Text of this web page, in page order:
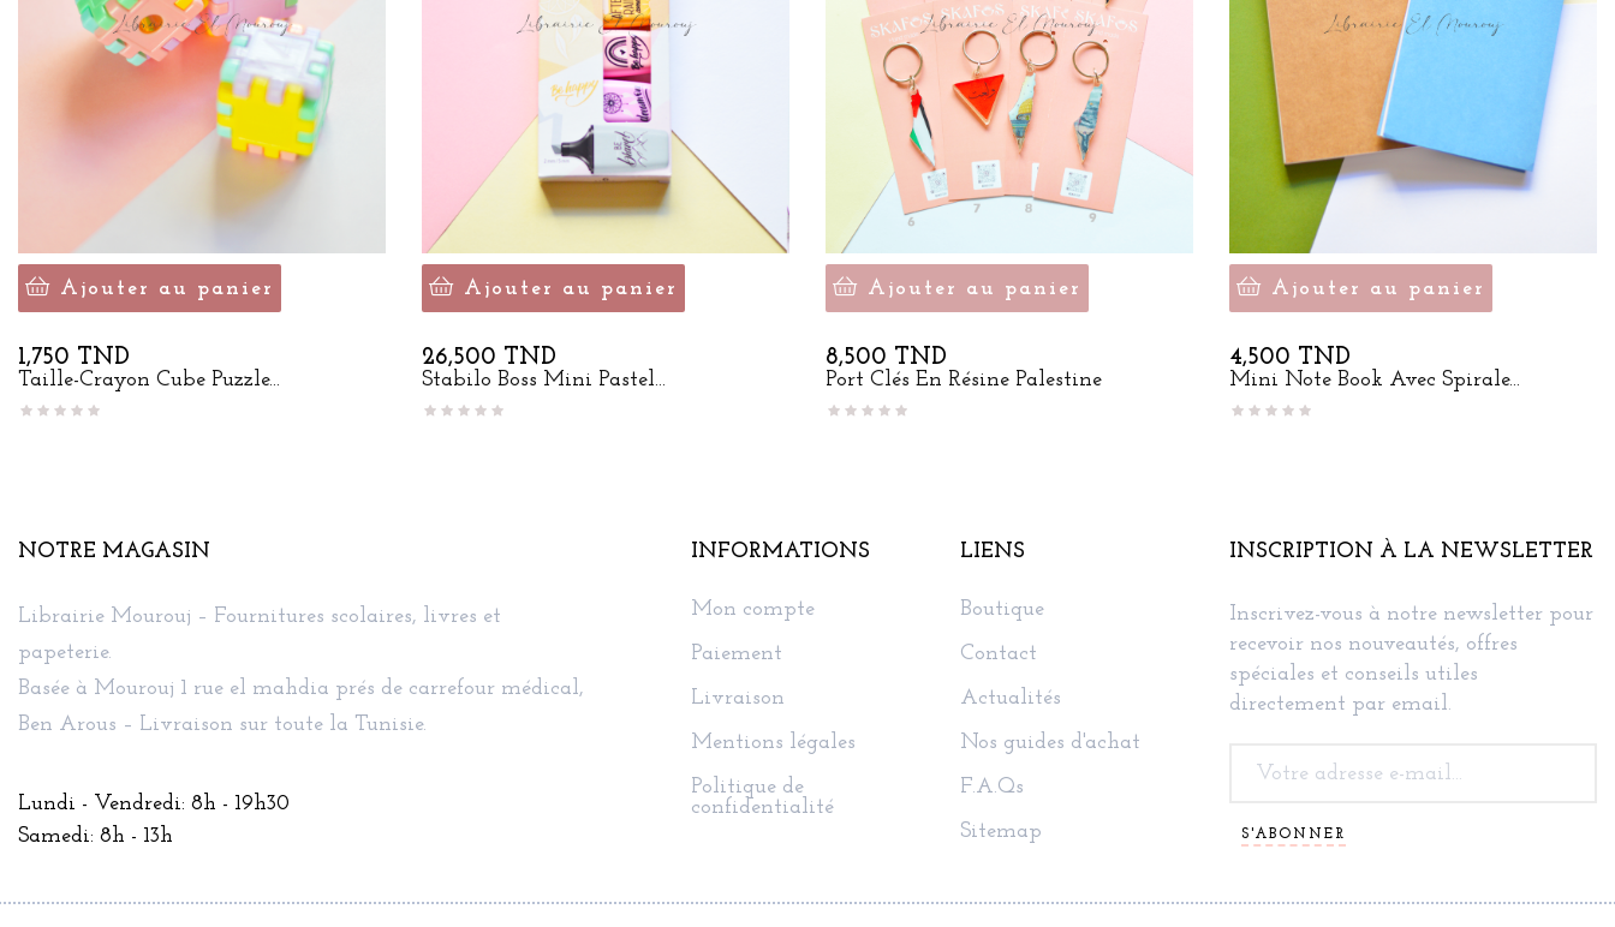
Ajouter au panier
Prix
1,750 TND
Taille-Crayon Cube Puzzle...
Ajouter au panier
Prix
26,500 TND
Stabilo Boss Mini Pastel...
Ajouter au panier
Prix
8,500 TND
Port Clés En Résine Palestine
Ajouter au panier
Prix
4,500 TND
Mini Note Book Avec Spirale...
NOTRE MAGASIN
Librairie Mourouj – Fournitures scolaires, livres et
papeterie.
Basée à Mourouj 1 rue el mahdia prés de carrefour médical,
Ben Arous – Livraison sur toute la Tunisie.
Lundi - Vendredi: 8h - 19h30
Samedi: 8h - 13h
INFORMATIONS
Mon compte
Paiement
Livraison
Mentions légales
Politique de
confidentialité
LIENS
Boutique
Contact
Actualités
Nos guides d'achat
F.A.Qs
Sitemap
INSCRIPTION À LA NEWSLETTER
Inscrivez-vous à notre newsletter pour
recevoir nos nouveautés, offres
spéciales et conseils utiles
directement par email.
S'ABONNER